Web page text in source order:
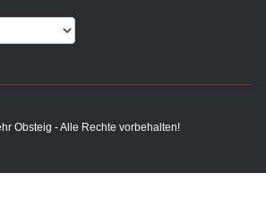
Obsteig - Alle Rechte vorbehalten!